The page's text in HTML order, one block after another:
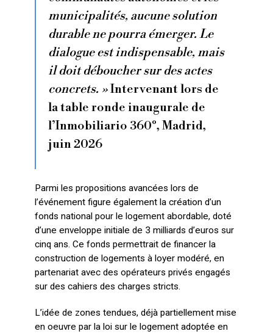
municipalités, aucune solution
durable ne pourra émerger. Le
dialogue est indispensable, mais
il doit déboucher sur des actes
concrets. »Intervenant lors de
la table ronde inaugurale de
l’Inmobiliario 360º, Madrid,
juin 2026
Parmi les propositions avancées lors de
l’événement figure également la création d’un
fonds national pour le logement abordable, doté
d’une enveloppe initiale de 3 milliards d’euros sur
cinq ans. Ce fonds permettrait de financer la
construction de logements à loyer modéré, en
partenariat avec des opérateurs privés engagés
sur des cahiers des charges stricts.
L’idée de zones tendues, déjà partiellement mise
en oeuvre par la loi sur le logement adoptée en